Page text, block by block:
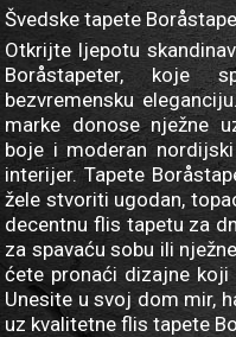
Švedske tapete
Otkrijte ljepotu
Boråstapeter, koje
bezvremensku
marke donose nježne
boje i moderan
interijer. Tapete
žele stvoriti ugodan,
decentnu flis tapetu za
za spavaću sobu ili
ćete pronaći dizajne
Unesite u svoj dom mir,
uz kvalitetne flis tapete